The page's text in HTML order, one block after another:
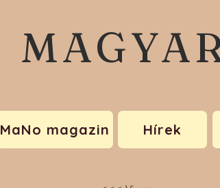
MaNo magazin Hírek